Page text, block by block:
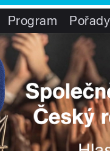
Program Pořady